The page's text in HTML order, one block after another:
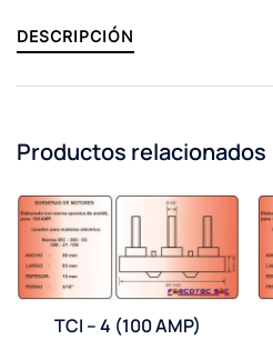
DESCRIPCIÓN
Productos relacionados
TCI – 4 (100 AMP)